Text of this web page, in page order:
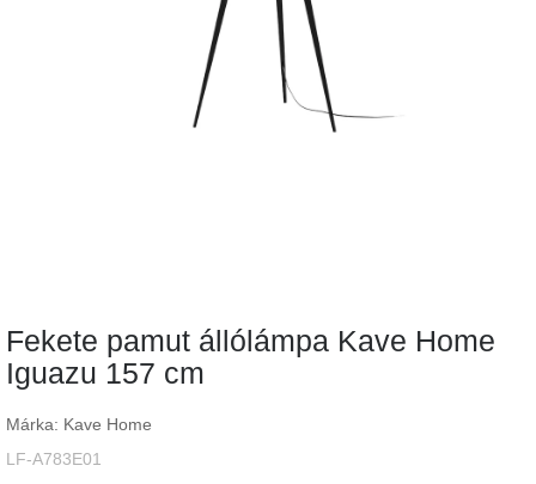
gyűjtemény
Home
gyűjtemény
Fekete pamut állólámpa Kave Home
Iguazu 157 cm
Márka: Kave Home
LF-A783E01